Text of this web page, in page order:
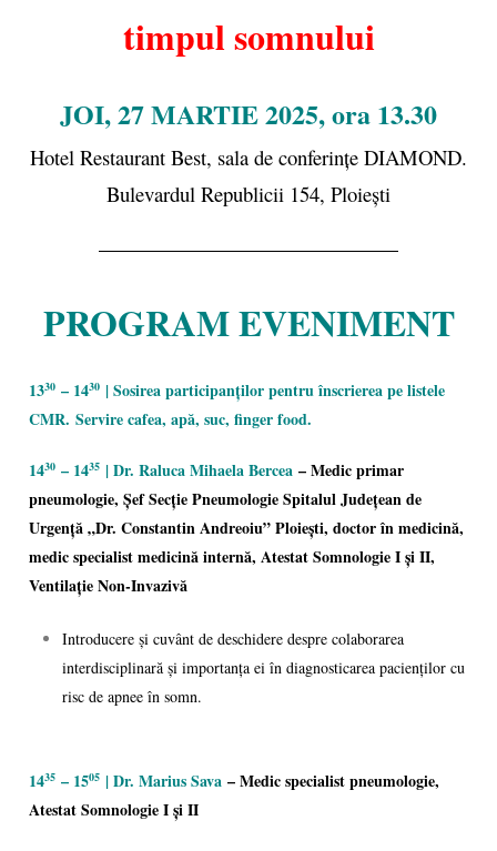
timpul somnului
JOI, 27 MARTIE 2025, ora 13.30
Hotel Restaurant Best, sala de conferințe DIAMOND.
Bulevardul Republicii 154, Ploiești
PROGRAM EVENIMENT
1330 – 1430 | Sosirea participanților pentru înscrierea pe listele
CMR. Servire cafea, apă, suc, finger food.
1430 – 1435 | Dr. Raluca Mihaela Bercea – Medic primar
pneumologie, Șef Secție Pneumologie Spitalul Județean de
Urgență „Dr. Constantin Andreoiu” Ploiești, doctor în medicină,
medic specialist medicină internă, Atestat Somnologie I și II,
Ventilație Non-Invazivă
Introducere și cuvânt de deschidere despre colaborarea
interdisciplinară și importanța ei în diagnosticarea pacienților cu
risc de apnee în somn.
1435 – 1505 | Dr. Marius Sava – Medic specialist pneumologie,
Atestat Somnologie I și II